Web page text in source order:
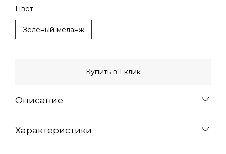
Купить в 1 клик
Цвет
Зеленый меланж
Описание
Характеристики